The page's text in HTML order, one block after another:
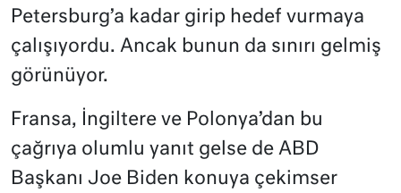
Petersburg’a kadar girip hedef vurmaya
çalışıyordu. Ancak bunun da sınırı gelmiş
görünüyor.
Fransa, İngiltere ve Polonya’dan bu
çağrıya olumlu yanıt gelse de ABD
Başkanı Joe Biden konuya çekimser